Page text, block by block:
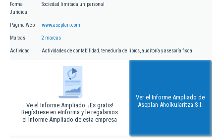
Forma
Jurídica
Sociedad limitada unipersonal
Página Web www.aseplan.com
Marcas 2 marcas
Actividad Actividades de contabilidad, teneduría de libros, auditoría y asesoría fiscal
Ve el Informe Ampliado. ¡Es gratis!
Regístrese en eInforma y le regalamos
el Informe Ampliado de esta empresa
Ver el Informe Ampliado de
Aseplan Aholkularitza S.l.